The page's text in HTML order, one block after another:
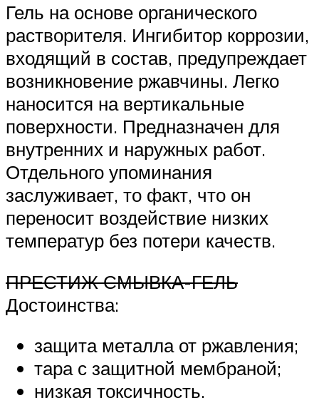
Гель на основе органического
растворителя. Ингибитор коррозии,
входящий в состав, предупреждает
возникновение ржавчины. Легко
наносится на вертикальные
поверхности. Предназначен для
внутренних и наружных работ.
Отдельного упоминания
заслуживает, то факт, что он
переносит воздействие низких
температур без потери качеств.
ПРЕСТИЖ СМЫВКА-ГЕЛЬ
Достоинства:
защита металла от ржавления;
тара с защитной мембраной;
низкая токсичность.